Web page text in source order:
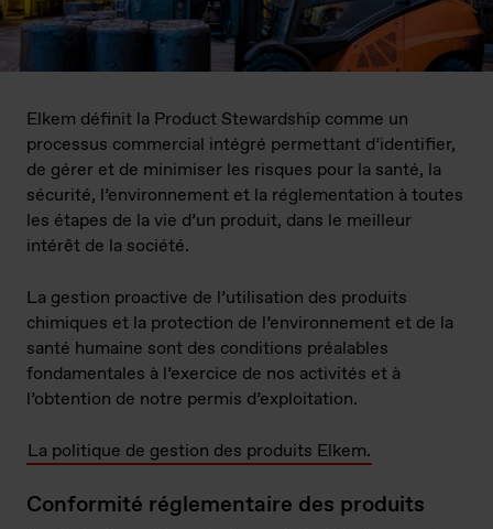
Elkem définit la Product Stewardship comme un
processus commercial intégré permettant d’identifier,
de gérer et de minimiser les risques pour la santé, la
sécurité, l’environnement et la réglementation à toutes
les étapes de la vie d’un produit, dans le meilleur
intérêt de la société.
La gestion proactive de l’utilisation des produits
chimiques et la protection de l’environnement et de la
santé humaine sont des conditions préalables
fondamentales à l’exercice de nos activités et à
l’obtention de notre permis d’exploitation.
La politique de gestion des produits Elkem.
Conformité réglementaire des produits